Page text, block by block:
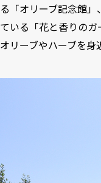
る「オリーブ記念館
ている「花と香りの
オリーブやハーブを身